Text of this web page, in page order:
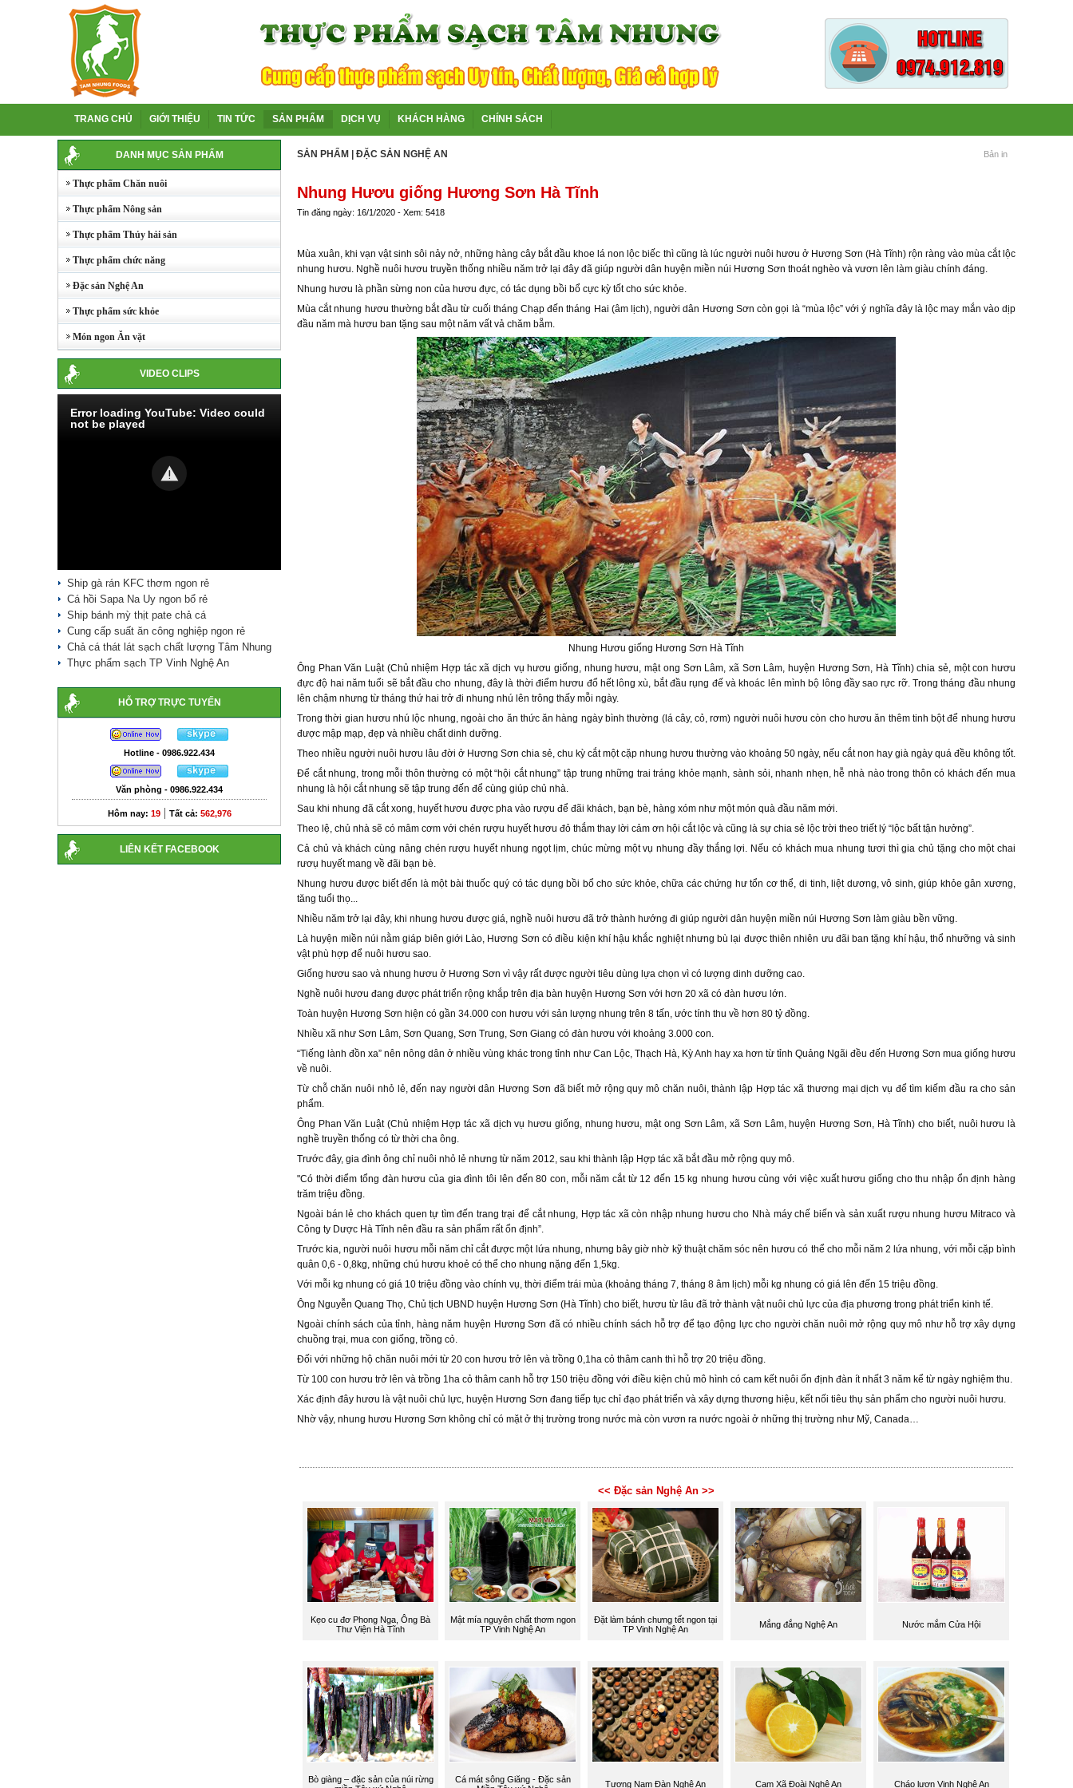
TRANG CHỦ GIỚI THIỆU TIN TỨC SẢN PHẨM DỊCH VỤ KHÁCH HÀNG CHÍNH SÁCH
DANH MỤC SẢN PHẨM
Thực phẩm Chăn nuôi
Thực phẩm Nông sản
Thực phẩm Thủy hải sản
Thực phẩm chức năng
Đặc sản Nghệ An
Thực phẩm sức khỏe
Món ngon Ăn vặt
VIDEO CLIPS
Error loading YouTube: Video could
not be played
Ship gà rán KFC thơm ngon rẻ
Cá hồi Sapa Na Uy ngon bổ rẻ
Ship bánh mỳ thịt pate chả cá
Cung cấp suất ăn công nghiệp ngon rẻ
Chả cá thát lát sạch chất lượng Tâm Nhung
Thực phẩm sạch TP Vinh Nghệ An
HỖ TRỢ TRỰC TUYẾN
Hotline - 0986.922.434
Văn phòng - 0986.922.434
Hôm nay: 19| Tất cả: 562,976
LIÊN KẾT FACEBOOK
SẢN PHẨM ĐẶC SẢN NGHỆ AN Bản in
Nhung Hươu giống Hương Sơn Hà Tĩnh
Tin đăng ngày: 16/1/2020 - Xem: 5418
Mùa xuân, khi vạn vật sinh sôi nảy nở, những hàng cây bắt đầu khoe lá non lộc biếc thì cũng là lúc người nuôi hươu ở Hương Sơn (Hà Tĩnh) rộn ràng vào mùa cắt lộc
nhung hươu. Nghề nuôi hươu truyền thống nhiều năm trở lại đây đã giúp người dân huyện miền núi Hương Sơn thoát nghèo và vươn lên làm giàu chính đáng.
Nhung hươu là phần sừng non của hươu đực, có tác dụng bồi bổ cực kỳ tốt cho sức khỏe.
Mùa cắt nhung hươu thường bắt đầu từ cuối tháng Chạp đến tháng Hai (âm lịch), người dân Hương Sơn còn gọi là “mùa lộc” với ý nghĩa đây là lộc may mắn vào dịp
đầu năm mà hươu ban tặng sau một năm vất vả chăm bẵm.
Nhung Hươu giống Hương Sơn Hà Tĩnh
Ông Phan Văn Luật (Chủ nhiệm Hợp tác xã dịch vụ hươu giống, nhung hươu, mật ong Sơn Lâm, xã Sơn Lâm, huyện Hương Sơn, Hà Tĩnh) chia sẻ, một con hươu
đực độ hai năm tuổi sẽ bắt đầu cho nhung, đây là thời điểm hươu đổ hết lông xù, bắt đầu rụng đế và khoác lên mình bộ lông đầy sao rực rỡ. Trong tháng đầu nhung
lên chậm nhưng từ tháng thứ hai trở đi nhung nhú lên trông thấy mỗi ngày.
Trong thời gian hươu nhú lộc nhung, ngoài cho ăn thức ăn hàng ngày bình thường (lá cây, cỏ, rơm) người nuôi hươu còn cho hươu ăn thêm tinh bột để nhung hươu
được mập mạp, đẹp và nhiều chất dinh dưỡng.
Theo nhiều người nuôi hươu lâu đời ở Hương Sơn chia sẻ, chu kỳ cắt một cặp nhung hươu thường vào khoảng 50 ngày, nếu cắt non hay già ngày quá đều không tốt.
Để cắt nhung, trong mỗi thôn thường có một “hội cắt nhung” tập trung những trai tráng khỏe mạnh, sành sỏi, nhanh nhẹn, hễ nhà nào trong thôn có khách đến mua
nhung là hội cắt nhung sẽ tập trung đến để cùng giúp chủ nhà.
Sau khi nhung đã cắt xong, huyết hươu được pha vào rượu để đãi khách, bạn bè, hàng xóm như một món quà đầu năm mới.
Theo lệ, chủ nhà sẽ có mâm cơm với chén rượu huyết hươu đỏ thắm thay lời cảm ơn hội cắt lộc và cũng là sự chia sẻ lộc trời theo triết lý “lộc bất tận hưởng”.
Cả chủ và khách cùng nâng chén rượu huyết nhung ngọt lịm, chúc mừng một vụ nhung đầy thắng lợi. Nếu có khách mua nhung tươi thì gia chủ tặng cho một chai
rươụ huyết mang về đãi bạn bè.
Nhung hươu được biết đến là một bài thuốc quý có tác dụng bồi bổ cho sức khỏe, chữa các chứng hư tổn cơ thể, di tinh, liệt dương, vô sinh, giúp khỏe gân xương,
tăng tuổi thọ...
Nhiều năm trở lại đây, khi nhung hươu được giá, nghề nuôi hươu đã trở thành hướng đi giúp người dân huyện miền núi Hương Sơn làm giàu bền vững.
Là huyện miền núi nằm giáp biên giới Lào, Hương Sơn có điều kiện khí hậu khắc nghiệt nhưng bù lại được thiên nhiên ưu đãi ban tặng khí hậu, thổ nhưỡng và sinh
vật phù hợp để nuôi hươu sao.
Giống hươu sao và nhung hươu ở Hương Sơn vì vậy rất được người tiêu dùng lựa chọn vì có lượng dinh dưỡng cao.
Nghề nuôi hươu đang được phát triển rộng khắp trên địa bàn huyện Hương Sơn với hơn 20 xã có đàn hươu lớn.
Toàn huyện Hương Sơn hiện có gần 34.000 con hươu với sản lượng nhung trên 8 tấn, ước tính thu về hơn 80 tỷ đồng.
Nhiều xã như Sơn Lâm, Sơn Quang, Sơn Trung, Sơn Giang có đàn hươu với khoảng 3.000 con.
“Tiếng lành đồn xa” nên nông dân ở nhiều vùng khác trong tỉnh như Can Lộc, Thạch Hà, Kỳ Anh hay xa hơn từ tỉnh Quảng Ngãi đều đến Hương Sơn mua giống hươu
về nuôi.
Từ chỗ chăn nuôi nhỏ lẻ, đến nay người dân Hương Sơn đã biết mở rộng quy mô chăn nuôi, thành lập Hợp tác xã thương mại dịch vụ để tìm kiếm đầu ra cho sản
phẩm.
Ông Phan Văn Luật (Chủ nhiệm Hợp tác xã dịch vụ hươu giống, nhung hươu, mật ong Sơn Lâm, xã Sơn Lâm, huyện Hương Sơn, Hà Tĩnh) cho biết, nuôi hươu là
nghề truyền thống có từ thời cha ông.
Trước đây, gia đình ông chỉ nuôi nhỏ lẻ nhưng từ năm 2012, sau khi thành lập Hợp tác xã bắt đầu mở rộng quy mô.
"Có thời điểm tổng đàn hươu của gia đình tôi lên đến 80 con, mỗi năm cắt từ 12 đến 15 kg nhung hươu cùng với việc xuất hươu giống cho thu nhập ổn định hàng
trăm triệu đồng.
Ngoài bán lẻ cho khách quen tự tìm đến trang trại để cắt nhung, Hợp tác xã còn nhập nhung hươu cho Nhà máy chế biến và sản xuất rượu nhung hươu Mitraco và
Công ty Dược Hà Tĩnh nên đầu ra sản phẩm rất ổn định”.
Trước kia, người nuôi hươu mỗi năm chỉ cắt được một lứa nhung, nhưng bây giờ nhờ kỹ thuật chăm sóc nên hươu có thể cho mỗi năm 2 lứa nhung, với mỗi cặp bình
quân 0,6 - 0,8kg, những chú hươu khoẻ có thể cho nhung nặng đến 1,5kg.
Với mỗi kg nhung có giá 10 triệu đồng vào chính vụ, thời điểm trái mùa (khoảng tháng 7, tháng 8 âm lịch) mỗi kg nhung có giá lên đến 15 triệu đồng.
Ông Nguyễn Quang Thọ, Chủ tịch UBND huyện Hương Sơn (Hà Tĩnh) cho biết, hươu từ lâu đã trở thành vật nuôi chủ lực của địa phương trong phát triển kinh tế.
Ngoài chính sách của tỉnh, hàng năm huyện Hương Sơn đã có nhiều chính sách hỗ trợ để tạo động lực cho người chăn nuôi mở rộng quy mô như hỗ trợ xây dựng
chuồng trại, mua con giống, trồng cỏ.
Đối với những hộ chăn nuôi mới từ 20 con hươu trở lên và trồng 0,1ha cỏ thâm canh thì hỗ trợ 20 triệu đồng.
Từ 100 con hươu trở lên và trồng 1ha cỏ thâm canh hỗ trợ 150 triệu đồng với điều kiện chủ mô hình có cam kết nuôi ổn định đàn ít nhất 3 năm kể từ ngày nghiệm thu.
Xác định đây hươu là vật nuôi chủ lực, huyện Hương Sơn đang tiếp tục chỉ đạo phát triển và xây dựng thương hiệu, kết nối tiêu thụ sản phẩm cho người nuôi hươu.
Nhờ vậy, nhung hươu Hương Sơn không chỉ có mặt ở thị trường trong nước mà còn vươn ra nước ngoài ở những thị trường như Mỹ, Canada…
<< Đặc sản Nghệ An >>
Kẹo cu đơ Phong Nga, Ông Bà
Thư Viện Hà Tĩnh
Mật mía nguyên chất thơm ngon
TP Vinh Nghệ An
Đặt làm bánh chưng tết ngon tại
TP Vinh Nghệ An
Mắng đắng Nghệ An Nước mắm Cửa Hội
Bò giàng – đặc sản của núi rừng
Cá mát sông Giăng - Đặc sản
Tương Nam Đàn Nghệ An Cam Xã Đoài Nghệ An Cháo lươn Vinh Nghệ An